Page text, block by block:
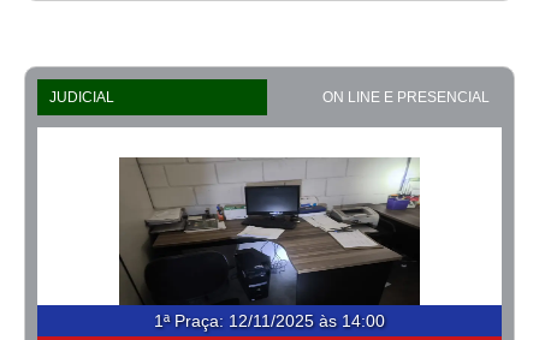
JUDICIAL ON LINE E PRESENCIAL
1ª Praça: 12/11/2025 às 14:00